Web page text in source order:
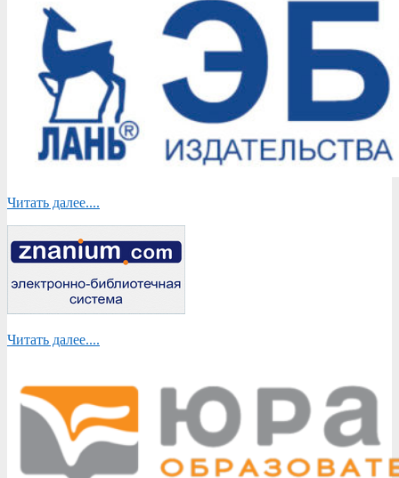
Читать далее....
Читать далее....